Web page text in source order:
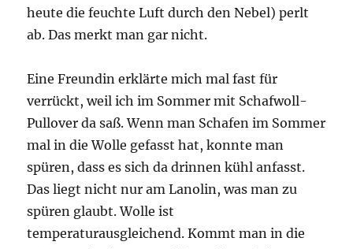
heute die feuchte Luft durch den Nebel) perlt
ab. Das merkt man gar nicht.
Eine Freundin erklärte mich mal fast für
verrückt, weil ich im Sommer mit Schafwoll-
Pullover da saß. Wenn man Schafen im Sommer
mal in die Wolle gefasst hat, konnte man
spüren, dass es sich da drinnen kühl anfasst.
Das liegt nicht nur am Lanolin, was man zu
spüren glaubt. Wolle ist
temperaturausgleichend. Kommt man in die